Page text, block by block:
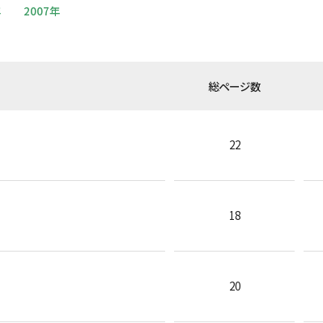
2007年
総ページ数
22
18
20